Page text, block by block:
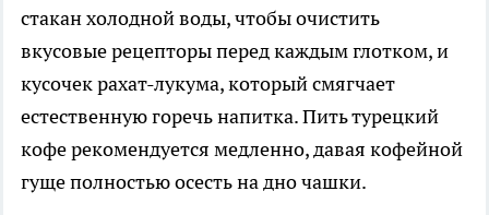
стакан холодной воды, чтобы очистить
вкусовые рецепторы перед каждым глотком, и
кусочек рахат-лукума, который смягчает
естественную горечь напитка. Пить турецкий
кофе рекомендуется медленно, давая кофейной
гуще полностью осесть на дно чашки.